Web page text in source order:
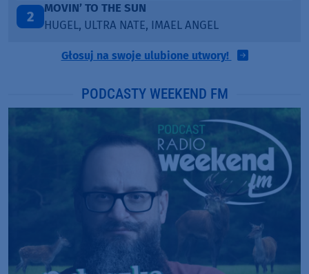
3
LEGENDARY LOVERS (SAVE ME)
KATY PERRY & CHIEF KEEF
Głosuj na swoje ulubione utwory!
PODCASTY WEEKEND FM